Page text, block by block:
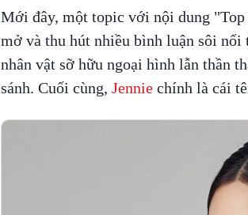
Mới đây, một topic với nội dung "Top
mở và thu hút nhiều bình luận sôi
nhân vật sỡ hữu ngoại hình lẫn thần
sánh. Cuối cùng, Jenniechính là cái